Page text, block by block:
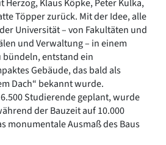
Klaus Köpke, Peter Kulka,
Töpper zurück. Mit der Idee, alle
Universität – von Fakultäten und
und Verwaltung – in einem
entstand ein
Gebäude, das bald als
Dach“ bekannt wurde.
Studierende geplant, wurde
der Bauzeit auf 10.000
monumentale Ausmaß des Baus